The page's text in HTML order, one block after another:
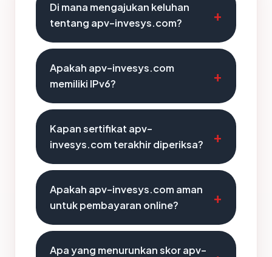
Di mana mengajukan keluhan
tentang apv-invesys.com?
Apakah apv-invesys.com
memiliki IPv6?
Kapan sertifikat apv-
invesys.com terakhir diperiksa?
Apakah apv-invesys.com aman
untuk pembayaran online?
Apa yang menurunkan skor apv-